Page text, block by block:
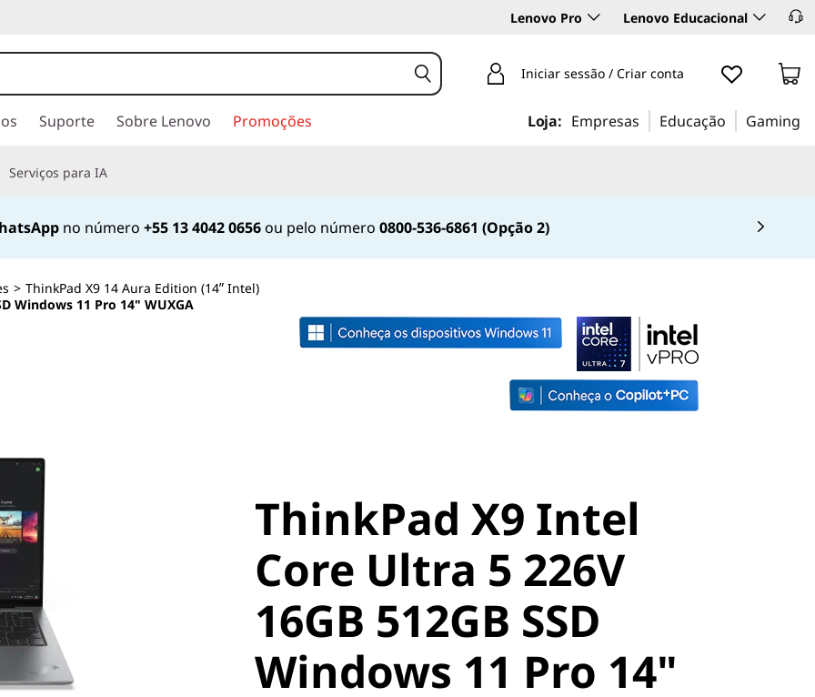
Lenovo Pro Lenovo Educacional
Iniciar sessão / Criar conta
Suporte Sobre Lenovo Promoções Loja: Empresas Educação Gaming
Serviços para IA
no número +55 13 4042 0656ou pelo número 0800-536-6861 (Opção 2)
> ThinkPad X9 14 Aura Edition (14ʺ Intel)
Windows 11 Pro 14" WUXGA
ThinkPad X9 Intel
Core Ultra 5 226V
16GB 512GB SSD
Windows 11 Pro 14"